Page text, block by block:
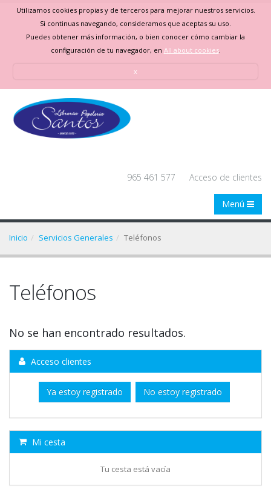
Utilizamos cookies propias y de terceros para mejorar nuestros servicios.
Si continuas navegando, consideramos que aceptas su uso.
Puedes obtener más información, o bien conocer cómo cambiar la
configuración de tu navegador, en All about cookies.
x
965 461 577 Acceso de clientes
Menú
Inicio Servicios Generales Teléfonos
Teléfonos
No se han encontrado resultados.
Acceso clientes
Ya estoy registrado No estoy registrado
Mi cesta
Tu cesta está vacía